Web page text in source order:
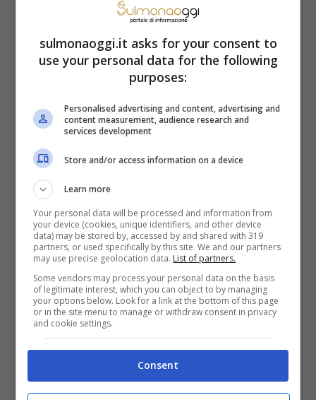
Economia
Pensioni, il vero
aumento arriva grazie
agli assegni familiari,
come funziona
sulmonaoggi.it asks for your consent to
use your personal data for the following
purposes:
Personalised advertising and content, advertising and
content measurement, audience research and
services development
Store and/or access information on a device
Learn more
Your personal data will be processed and information from
your device (cookies, unique identifiers, and other device
data) may be stored by, accessed by and shared with 319
partners, or used specifically by this site. We and our partners
may use precise geolocation data. List of partners.
Some vendors may process your personal data on the basis
of legitimate interest, which you can object to by managing
your options below. Look for a link at the bottom of this page
or in the site menu to manage or withdraw consent in privacy
and cookie settings.
Consent